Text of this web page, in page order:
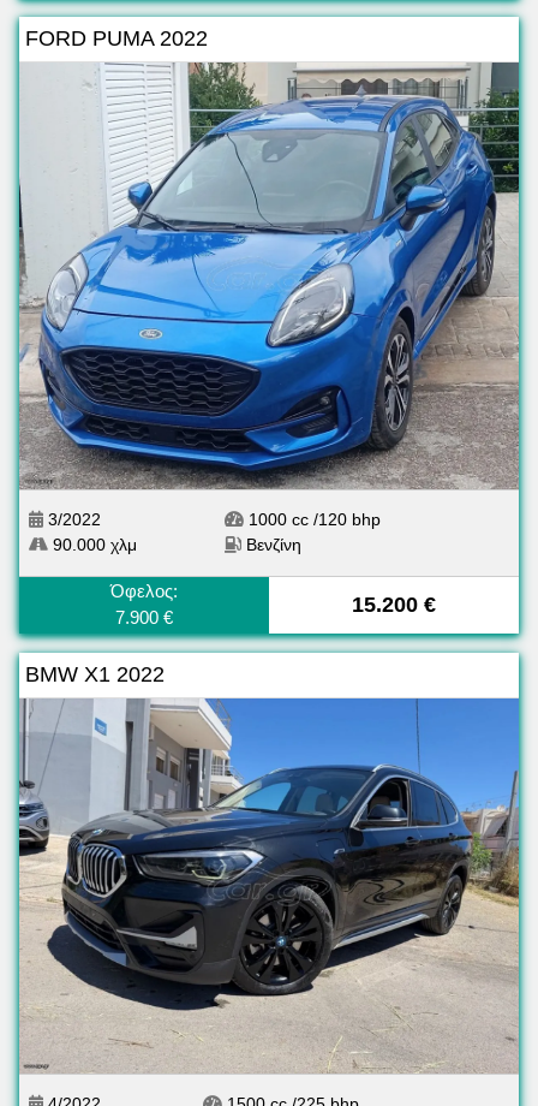
FORD PUMA 2022
3/2022
90.000 χλμ
1000 cc /120 bhp
Βενζίνη
Όφελος:
7.900 €
15.200 €
BMW X1 2022